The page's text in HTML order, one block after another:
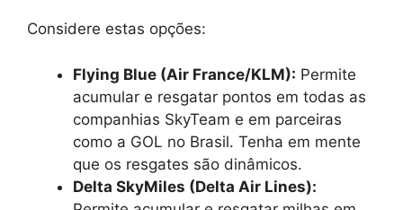
Considere estas opções:
Flying Blue (Air France/KLM): Permite
acumular e resgatar pontos em todas as
companhias SkyTeam e em parceiras
como a GOL no Brasil. Tenha em mente
que os resgates são dinâmicos.
Delta SkyMiles (Delta Air Lines):